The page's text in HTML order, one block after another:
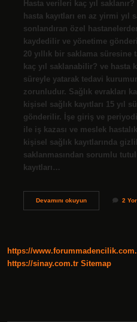
Hasta verileri kaç yıl
hasta kayıtları en az yirmi yıl
sonlandıran özel
kaydedilir ve yönetime
20 yıllık bir saklama süresine
kaç yıl saklanabilir? ve hasta
süreyle yatarak tedavi
zorunludur. Sağlık evrakları
kişisel sağlık kayıtları 15 yıl
gönderilir. İşe giriş ve
ile iş kazası ve meslek
kişisel sağlık kayıtlarında
saklanmasından sorumlu
kayıtları…
Devamını okuyunBildirimi
2
https://
https://sinay.com.tr Sitemap